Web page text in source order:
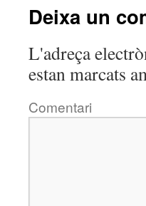
Deixa un
L'adreça
estan marcats
Comentari